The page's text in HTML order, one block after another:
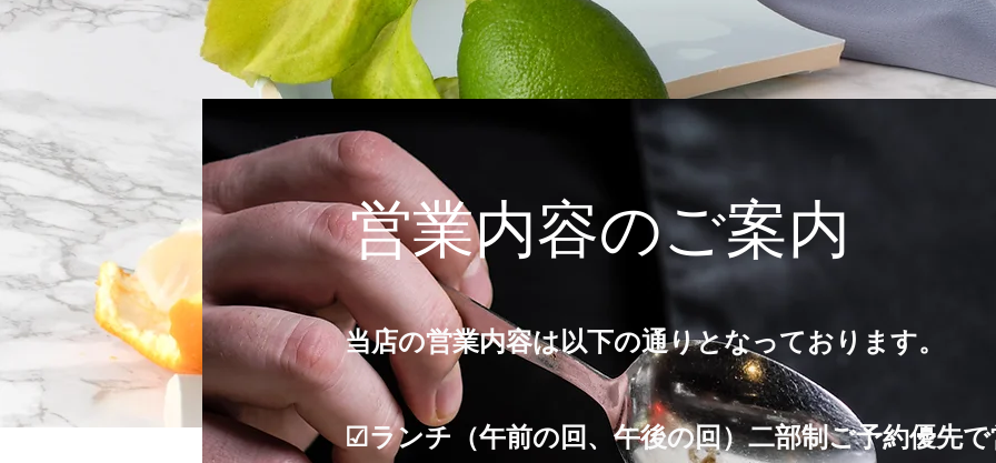
​営業内容のご案内
当店の営業内容は以下の通りとなっております。
☑ランチ（午前の回、午後の回）二部制ご予約優先